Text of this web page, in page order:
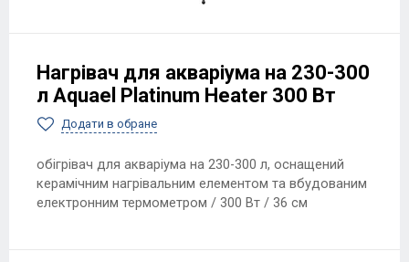
Нагрівач для акваріума на 230-300
л Aquael Platinum Heater 300 Вт
Додати в обране
обігрівач для акваріума на 230-300 л, оснащений
керамічним нагрівальним елементом та вбудованим
електронним термометром / 300 Вт / 36 см